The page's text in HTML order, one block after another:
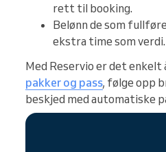
rett til booking.
Belønn de som
ekstra time som verdi.
Med Reservio er det enkelt
pakker og pass, følge opp
beskjed med automatiske